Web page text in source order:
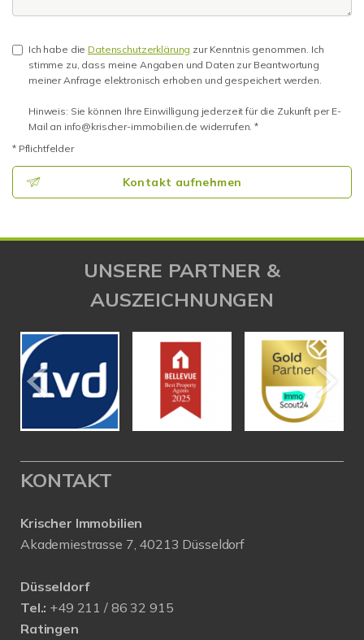
Ich habe die Datenschutzerklärung zur Kenntnis genommen. Ich
stimme zu, dass meine Angaben und Daten zur Beantwortung
meiner Anfrage elektronisch erhoben und gespeichert werden.
Hinweis: Sie können Ihre Einwilligung jederzeit für die Zukunft per E-
Mail an info@krischer-immobilien.de widerrufen. *
* Pflichtfelder
Kontakt aufnehmen
UNSERE PARTNER &
AUSZEICHNUNGEN
KONTAKT
Krischer Immobilien
Akademiestrasse 7, 40213 Düsseldorf
Düsseldorf
Tel.: +49 211 / 86 32 915
Ratingen